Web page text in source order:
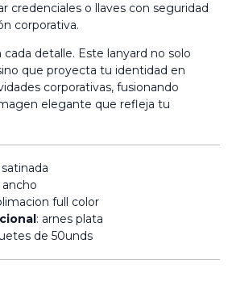
credenciales o llaves con seguridad
corporativa.
detalle. Este lanyard no solo
que proyecta tu identidad en
corporativas, fusionando
elegante que refleja tu
ancho
full color
: arnes plata
de 50unds